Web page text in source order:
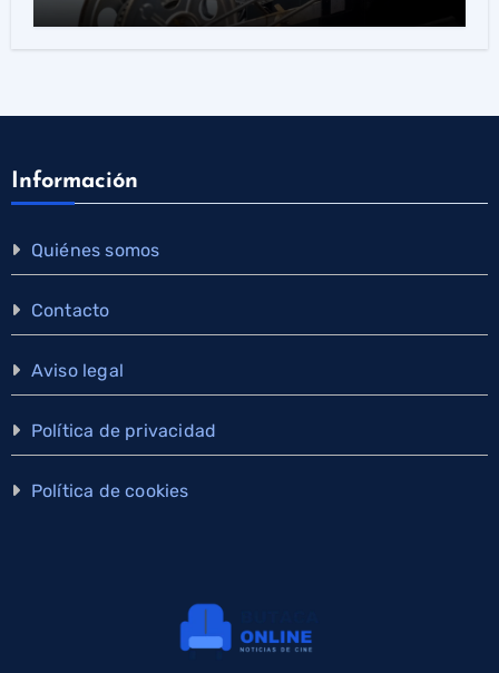
Información
Quiénes somos
Contacto
Aviso legal
Política de privacidad
Política de cookies